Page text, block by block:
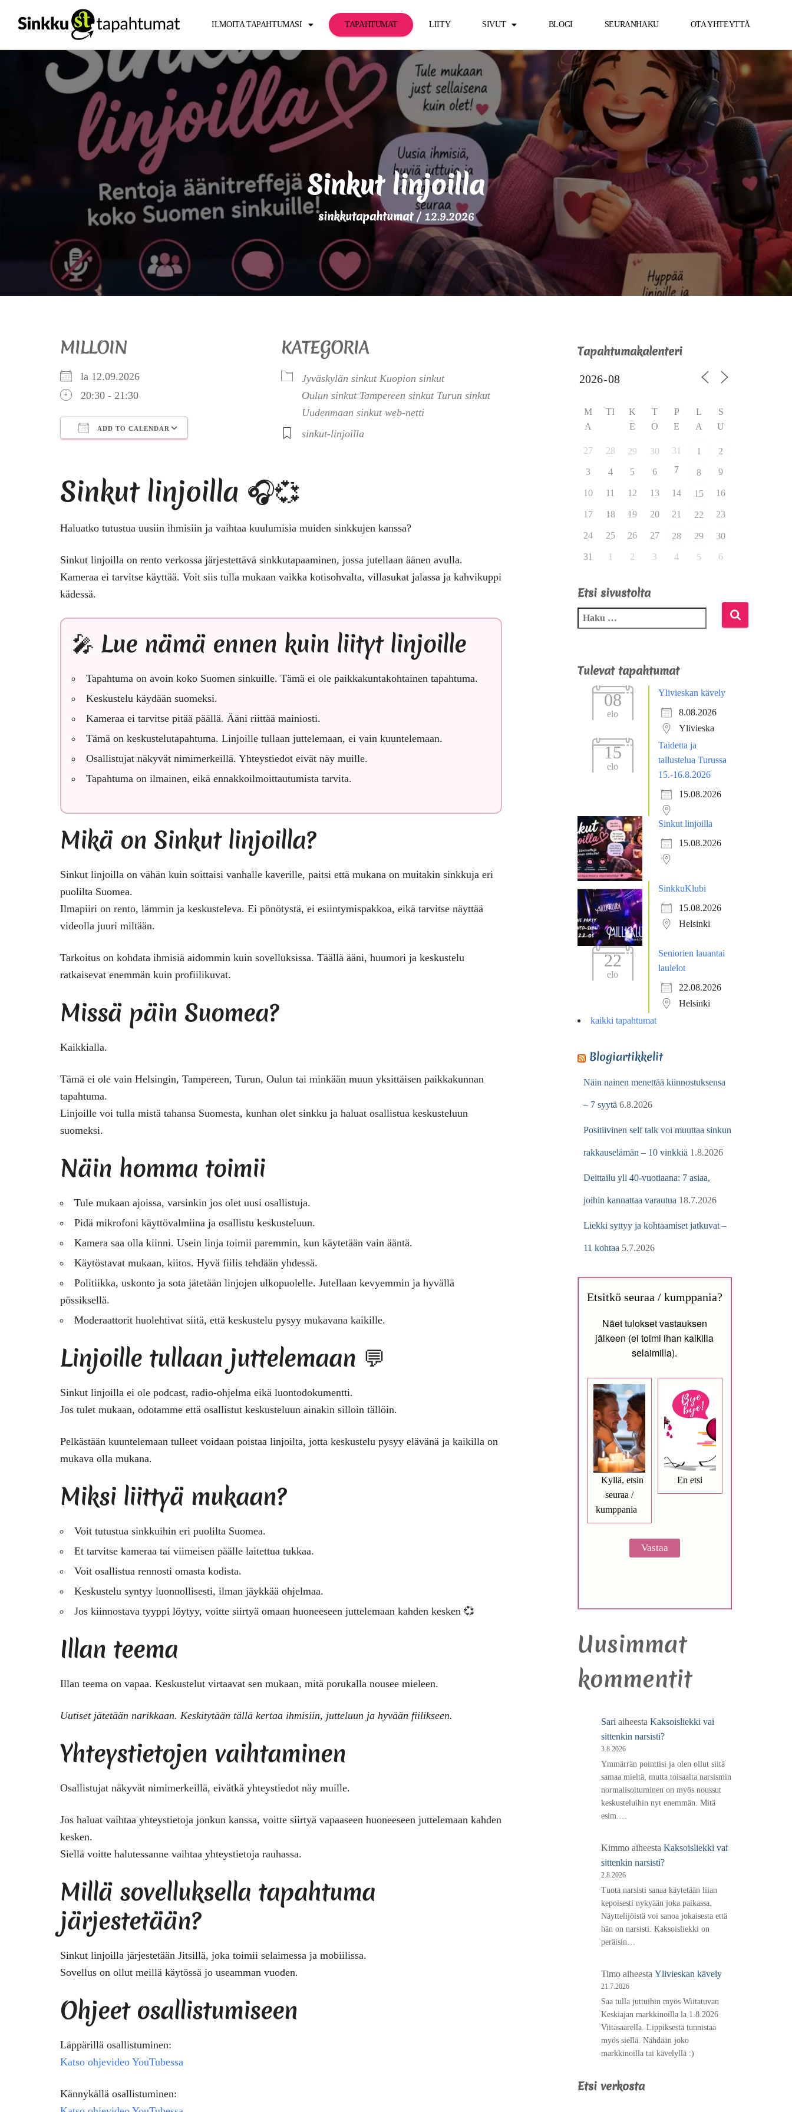
ILMOITA TAPAHTUMASI TAPAHTUMAT LIITY SIVUT BLOGI SEURANHAKU OTA YHTEYTTÄ
Sinkut linjoilla
sinkkutapahtumat/ 12.9.2026
MILLOIN
la 12.09.2026
20:30 - 21:30
ADD TO CALENDAR
KATEGORIA
Jyväskylän sinkut Kuopion sinkut
Oulun sinkut Tampereen sinkut Turun sinkut
Uudenmaan sinkut web-netti
sinkut-linjoilla
Sinkut linjoilla 🎧💞
Haluatko tutustua uusiin ihmisiin ja vaihtaa kuulumisia muiden sinkkujen kanssa?
Sinkut linjoilla on rento verkossa järjestettävä sinkkutapaaminen, jossa jutellaan äänen avulla.
Kameraa ei tarvitse käyttää. Voit siis tulla mukaan vaikka kotisohvalta, villasukat jalassa ja kahvikuppi
kädessä.
🎤 Lue nämä ennen kuin liityt linjoille
Tapahtuma on avoin koko Suomen sinkuille. Tämä ei ole paikkakuntakohtainen tapahtuma.
Keskustelu käydään suomeksi.
Kameraa ei tarvitse pitää päällä. Ääni riittää mainiosti.
Tämä on keskustelutapahtuma. Linjoille tullaan juttelemaan, ei vain kuuntelemaan.
Osallistujat näkyvät nimimerkeillä. Yhteystiedot eivät näy muille.
Tapahtuma on ilmainen, eikä ennakkoilmoittautumista tarvita.
Mikä on Sinkut linjoilla?
Sinkut linjoilla on vähän kuin soittaisi vanhalle kaverille, paitsi että mukana on muitakin sinkkuja eri
puolilta Suomea.
Ilmapiiri on rento, lämmin ja keskusteleva. Ei pönötystä, ei esiintymispakkoa, eikä tarvitse näyttää
videolla juuri miltään.
Tarkoitus on kohdata ihmisiä aidommin kuin sovelluksissa. Täällä ääni, huumori ja keskustelu
ratkaisevat enemmän kuin profiilikuvat.
Missä päin Suomea?
Kaikkialla.
Tämä ei ole vain Helsingin, Tampereen, Turun, Oulun tai minkään muun yksittäisen paikkakunnan
tapahtuma.
Linjoille voi tulla mistä tahansa Suomesta, kunhan olet sinkku ja haluat osallistua keskusteluun
suomeksi.
Näin homma toimii
Tule mukaan ajoissa, varsinkin jos olet uusi osallistuja.
Pidä mikrofoni käyttövalmiina ja osallistu keskusteluun.
Kamera saa olla kiinni. Usein linja toimii paremmin, kun käytetään vain ääntä.
Käytöstavat mukaan, kiitos. Hyvä fiilis tehdään yhdessä.
Politiikka, uskonto ja sota jätetään linjojen ulkopuolelle. Jutellaan kevyemmin ja hyvällä
pössiksellä.
Moderaattorit huolehtivat siitä, että keskustelu pysyy mukavana kaikille.
Linjoille tullaan juttelemaan 💬
Sinkut linjoilla ei ole podcast, radio-ohjelma eikä luontodokumentti.
Jos tulet mukaan, odotamme että osallistut keskusteluun ainakin silloin tällöin.
Pelkästään kuuntelemaan tulleet voidaan poistaa linjoilta, jotta keskustelu pysyy elävänä ja kaikilla on
mukava olla mukana.
Miksi liittyä mukaan?
Voit tutustua sinkkuihin eri puolilta Suomea.
Et tarvitse kameraa tai viimeisen päälle laitettua tukkaa.
Voit osallistua rennosti omasta kodista.
Keskustelu syntyy luonnollisesti, ilman jäykkää ohjelmaa.
Jos kiinnostava tyyppi löytyy, voitte siirtyä omaan huoneeseen juttelemaan kahden kesken 💞
Illan teema
Illan teema on vapaa. Keskustelut virtaavat sen mukaan, mitä porukalla nousee mieleen.
Uutiset jätetään narikkaan. Keskitytään tällä kertaa ihmisiin, jutteluun ja hyvään fiilikseen.
Yhteystietojen vaihtaminen
Osallistujat näkyvät nimimerkeillä, eivätkä yhteystiedot näy muille.
Jos haluat vaihtaa yhteystietoja jonkun kanssa, voitte siirtyä vapaaseen huoneeseen juttelemaan kahden
kesken.
Siellä voitte halutessanne vaihtaa yhteystietoja rauhassa.
Millä sovelluksella tapahtuma
järjestetään?
Sinkut linjoilla järjestetään Jitsillä, joka toimii selaimessa ja mobiilissa.
Sovellus on ollut meillä käytössä jo useamman vuoden.
Ohjeet osallistumiseen
Läppärillä osallistuminen:
Katso ohjevideo YouTubessa
Kännykällä osallistuminen:
Tapahtumakalenteri
M
A
TI
K
E
T
O
P
E
L
A
S
U
27 28 29 30 31 1 2
3 4 5 6 7 8 9
10 11 12 13 14 15 16
17 18 19 20 21 22 23
24 25 26 27 28 29 30
31 1 2 3 4 5 6
Etsi sivustolta
Tulevat tapahtumat
08
elo
Ylivieskan kävely
8.08.2026
Ylivieska
15
elo
Taidetta ja
tallustelua Turussa
15.-16.8.2026
15.08.2026
Sinkut linjoilla
15.08.2026
SinkkuKlubi
15.08.2026
Helsinki
22
elo
Seniorien lauantai
laulelot
22.08.2026
Helsinki
kaikki tapahtumat
Blogiartikkelit
Näin nainen menettää kiinnostuksensa
– 7 syytä 6.8.2026
Positiivinen self talk voi muuttaa sinkun
rakkauselämän – 10 vinkkiä 1.8.2026
Deittailu yli 40-vuotiaana: 7 asiaa,
joihin kannattaa varautua 18.7.2026
Liekki syttyy ja kohtaamiset jatkuvat –
11 kohtaa 5.7.2026
Etsitkö seuraa / kumppania?
Näet tulokset vastauksen
jälkeen (ei toimi ihan kaikilla
selaimilla).
Kyllä, etsin
seuraa /
kumppania
En etsi
Uusimmat
kommentit
Sari aiheesta Kaksoisliekki vai
sittenkin narsisti?
3.8.2026
Ymmärrän pointtisi ja olen ollut siitä
samaa mieltä, mutta toisaalta narsismin
normalisoituminen on myös noussut
keskusteluihin nyt enemmän. Mitä
esim.…
Kimmoaiheesta Kaksoisliekki vai
sittenkin narsisti?
2.8.2026
Tuota narsisti sanaa käytetään liian
kepoisesti nykyään joka paikassa.
Näyttelijöistä voi sanoa jokaisesta että
hän on narsisti. Kaksoisliekki on
peräisin…
Timoaiheesta Ylivieskan kävely
21.7.2026
Saa tulla juttuihin myös Wiitatuvan
Keskiajan markkinoilla la 1.8.2026
Viitasaarella. Lippiksestä tunnistaa
myös siellä. Nähdään joko
markkinoilla tai kävelyllä :)
Etsi verkosta